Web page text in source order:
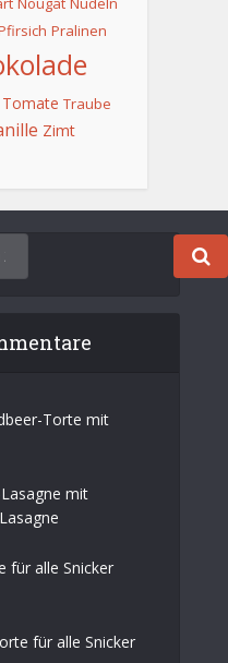
Pralinen
Tomate Traube
Zimt
Torte mit
mit
für alle Snicker
für alle Snicker